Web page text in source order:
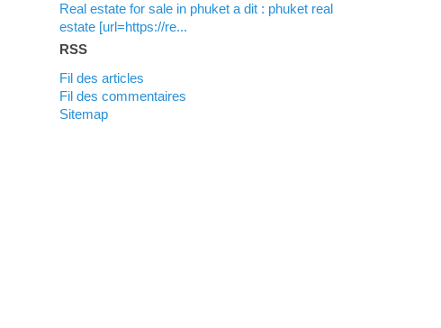
real estate for sale in phuket a dit : phuket real
estate [url=https://re...
RSS
Fil des articles
Fil des commentaires
Sitemap